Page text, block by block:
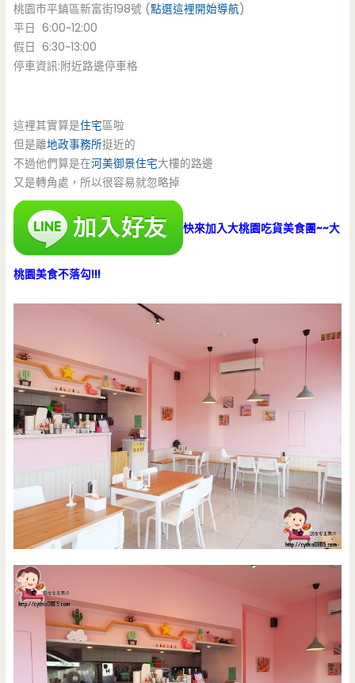
桃園市平鎮區新富街198號 (點選這裡開始導航)
平日 6:00~12:00
假日 6:30~13:00
停車資訊:附近路邊停車格
這裡其實算是住宅區啦
但是離地政事務所挺近的
不過他們算是在河美御景住宅大樓的路邊
又是轉角處，所以很容易就忽略掉
快來加入大桃園吃貨美食團~~大
桃園美食不落勾!!!